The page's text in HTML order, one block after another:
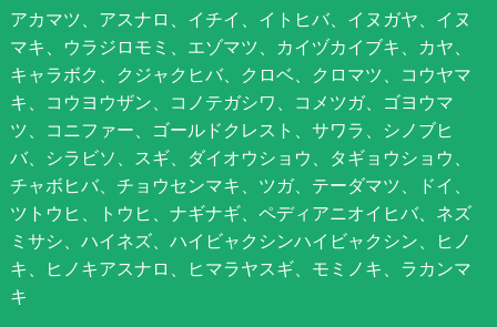
アカマツ、アスナロ、イチイ、イトヒバ、イヌガヤ、イヌ
マキ、ウラジロモミ、エゾマツ、カイヅカイブキ、カヤ、
キャラボク、クジャクヒバ、クロベ、クロマツ、コウヤマ
キ、コウヨウザン、コノテガシワ、コメツガ、ゴヨウマ
ツ、コニファー、ゴールドクレスト、サワラ、シノブヒ
バ、シラビソ、スギ、ダイオウショウ、タギョウショウ、
チャボヒバ、チョウセンマキ、ツガ、テーダマツ、ドイ、
ツトウヒ、トウヒ、ナギナギ、ペディアニオイヒバ、ネズ
ミサシ、ハイネズ、ハイビャクシンハイビャクシン、ヒノ
キ、ヒノキアスナロ、ヒマラヤスギ、モミノキ、ラカンマ
キ